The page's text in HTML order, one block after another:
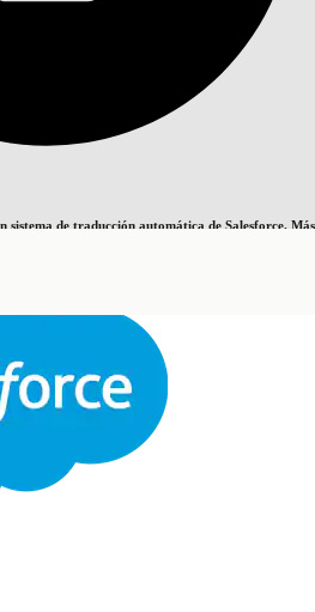
sistema de traducción automática de Salesforce. Más
Buscar